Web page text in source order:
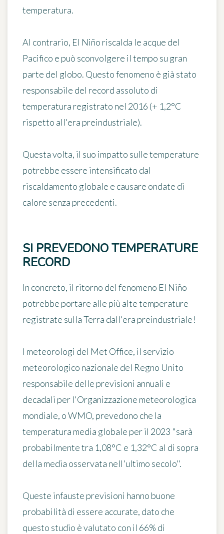
temperatura.
Al contrario, El Niño riscalda le acque del
Pacifico e può sconvolgere il tempo su gran
parte del globo. Questo fenomeno è già stato
responsabile del record assoluto di
temperatura registrato nel 2016 (+ 1,2°C
rispetto all'era preindustriale).
Questa volta, il suo impatto sulle temperature
potrebbe essere intensificato dal
riscaldamento globale e causare ondate di
calore senza precedenti.
SI PREVEDONO TEMPERATURE
RECORD
In concreto, il ritorno del fenomeno El Niño
potrebbe portare alle più alte temperature
registrate sulla Terra dall'era preindustriale!
I meteorologi del Met Office, il servizio
meteorologico nazionale del Regno Unito
responsabile delle previsioni annuali e
decadali per l'Organizzazione meteorologica
mondiale, o WMO, prevedono che la
temperatura media globale per il 2023 "sarà
probabilmente tra 1,08°C e 1,32°C al di sopra
della media osservata nell'ultimo secolo".
Queste infauste previsioni hanno buone
probabilità di essere accurate, dato che
questo studio è valutato con il 66% di